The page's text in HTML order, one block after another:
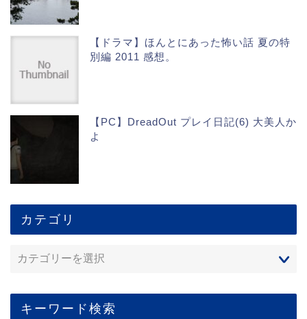
【ドラマ】ほんとにあった怖い話 夏の特
別編 2011 感想。
【PC】DreadOut プレイ日記(6) 大美人か
よ
カテゴリ
キーワード検索